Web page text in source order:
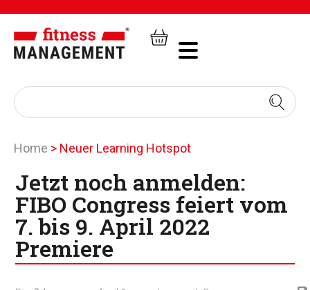
Home > Neuer Learning Hotspot
Jetzt noch anmelden:
FIBO Congress feiert vom
7. bis 9. April 2022
Premiere